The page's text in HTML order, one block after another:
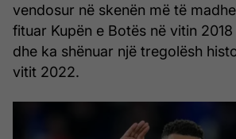
vendosur në skenën më të
fituar Kupën e Botës në vitin
dhe ka shënuar një tregolësh
vitit 2022.